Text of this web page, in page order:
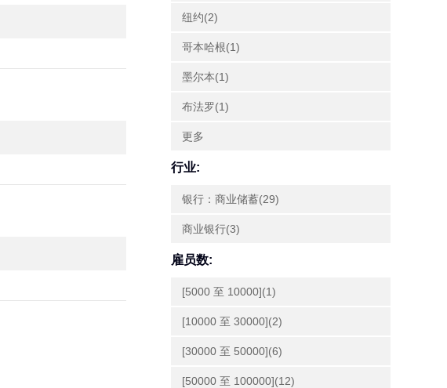
纽约(2)
哥本哈根(1)
墨尔本(1)
布法罗(1)
更多
行业:
银行：商业储蓄(29)
商业银行(3)
雇员数:
[5000 至 10000](1)
[10000 至 30000](2)
[30000 至 50000](6)
[50000 至 100000](12)